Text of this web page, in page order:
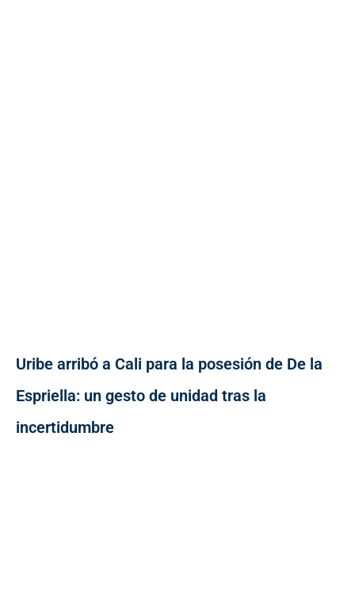
Uribe arribó a Cali para la posesión de De la
Espriella: un gesto de unidad tras la
incertidumbre